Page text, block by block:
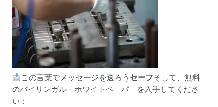
この言葉でメッセージを送ろう セーフそして、無料
のバイリンガル・ホワイトペーパーを入手してくださ
い：